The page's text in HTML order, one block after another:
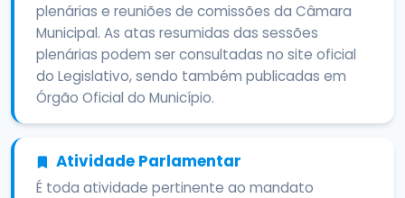
plenárias e reuniões de comissões da Câmara
Municipal. As atas resumidas das sessões
plenárias podem ser consultadas no site oficial
do Legislativo, sendo também publicadas em
Órgão Oficial do Município.
Atividade Parlamentar
É toda atividade pertinente ao mandato